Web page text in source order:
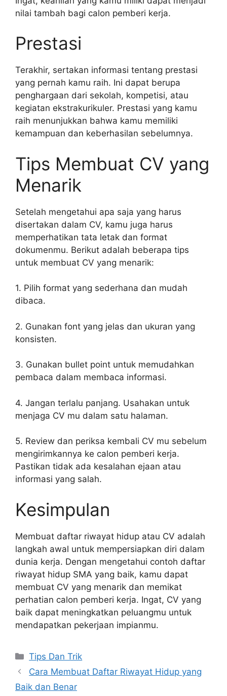
nilai tambah bagi calon pemberi kerja.
Prestasi
Terakhir, sertakan informasi tentang prestasi
yang pernah kamu raih. Ini dapat berupa
penghargaan dari sekolah, kompetisi, atau
kegiatan ekstrakurikuler. Prestasi yang kamu
raih menunjukkan bahwa kamu memiliki
kemampuan dan keberhasilan sebelumnya.
Tips Membuat CV yang
Menarik
Setelah mengetahui apa saja yang harus
disertakan dalam CV, kamu juga harus
memperhatikan tata letak dan format
dokumenmu. Berikut adalah beberapa tips
untuk membuat CV yang menarik:
1. Pilih format yang sederhana dan mudah
dibaca.
2. Gunakan font yang jelas dan ukuran yang
konsisten.
3. Gunakan bullet point untuk memudahkan
pembaca dalam membaca informasi.
4. Jangan terlalu panjang. Usahakan untuk
menjaga CV mu dalam satu halaman.
5. Review dan periksa kembali CV mu sebelum
mengirimkannya ke calon pemberi kerja.
Pastikan tidak ada kesalahan ejaan atau
informasi yang salah.
Kesimpulan
Membuat daftar riwayat hidup atau CV adalah
langkah awal untuk mempersiapkan diri dalam
dunia kerja. Dengan mengetahui contoh daftar
riwayat hidup SMA yang baik, kamu dapat
membuat CV yang menarik dan memikat
perhatian calon pemberi kerja. Ingat, CV yang
baik dapat meningkatkan peluangmu untuk
mendapatkan pekerjaan impianmu.
Categories
Tips Dan Trik
Cara Membuat Daftar Riwayat Hidup yang
Baik dan Benar